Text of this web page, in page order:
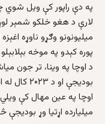
په دې راپور کې ويل
لارې د هغو خلکو شمېر
میلیونونو وګړو ناوړه
پوره کېدو په موخه
بودیجې او د ۲۰۲۳ کال له انتقال شوو پیسو (۴۱۲.۵) څخه شوې دي.